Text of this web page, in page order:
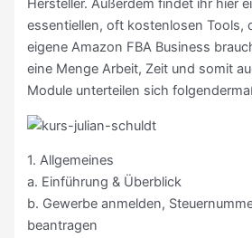
Hersteller. Außerdem findet ihr hier
essentiellen, oft kostenlosen Tools,
eigene Amazon FBA Business
eine Menge Arbeit, Zeit und somit
Module unterteilen sich
1. Allgemeines
a. Einführung & Überblick
b. Gewerbe anmelden,
beantragen